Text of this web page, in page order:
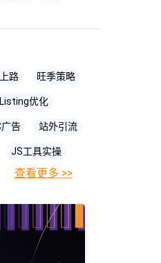
路 旺季策略
Listing优化
广告 站外引流
JS工具实操
亚马逊直播
逊物流
亚马逊精铺
查看更多 >>